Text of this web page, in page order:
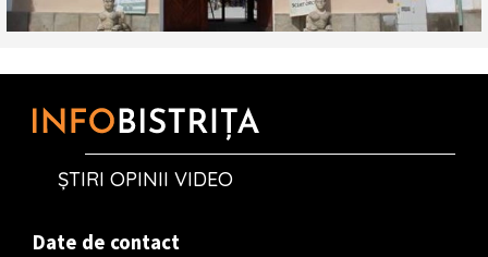
ȘTIRI OPINII VIDEO
Date de contact